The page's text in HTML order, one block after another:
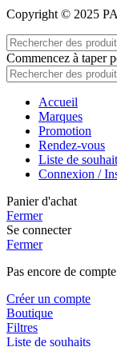
Copyright © 2025
Commencez à taper
Accueil
Marques
Promotion
Rendez-vous
Liste de
Connexion /
Panier d'achat
Fermer
Se connecter
Fermer
Pas encore de
Créer un compte
Boutique
Filtres
Liste de souhaits